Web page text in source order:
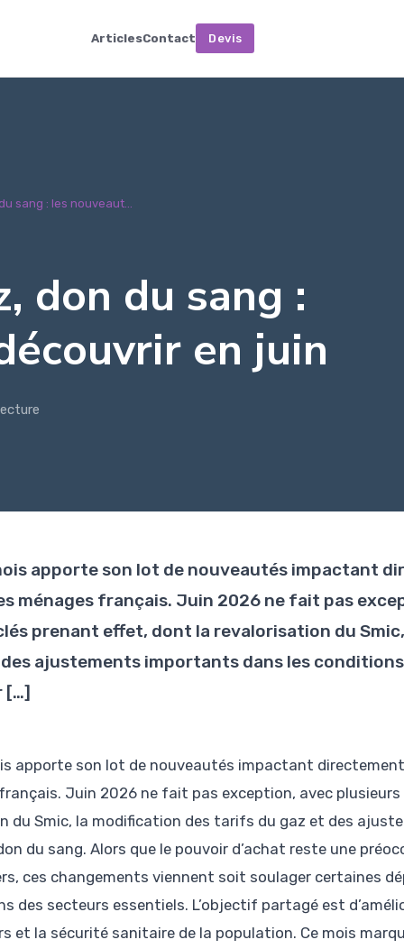
ArticlesContact Devis
sang : les nouveaut...
don du sang :
en juin
apporte son lot de nouveautés impactant
ménages français. Juin 2026 ne fait pas
prenant effet, dont la revalorisation du
ajustements importants dans les
[…]
apporte son lot de nouveautés impactant
Juin 2026 ne fait pas exception, avec
du Smic, la modification des tarifs du gaz et des
du sang. Alors que le pouvoir d’achat reste une
ces changements viennent soit soulager certaines
des secteurs essentiels. L’objectif partagé est
et la sécurité sanitaire de la population. Ce mois